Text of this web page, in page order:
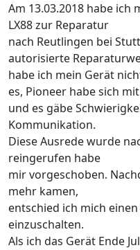
Am 13.03.2018 habe ich
LX88 zur Reparatur
nach Reutlingen bei
autorisierte
habe ich mein Gerät
es, Pioneer habe sich
und es gäbe
Kommunikation.
Diese Ausrede wurde
reingerufen habe
mir vorgeschoben.
mehr kamen,
entschied ich mich
einzuschalten.
Als ich das Gerät Ende